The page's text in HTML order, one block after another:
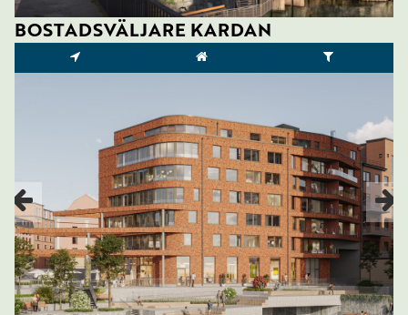
BOSTADSVÄLJARE KARDAN